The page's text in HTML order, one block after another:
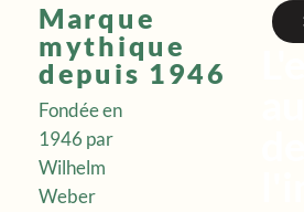
Marque
mythique
depuis 1946
Fondée en
1946 par
Wilhelm
Weber